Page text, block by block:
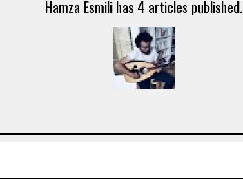
Hamza Esmili has 4 articles published.